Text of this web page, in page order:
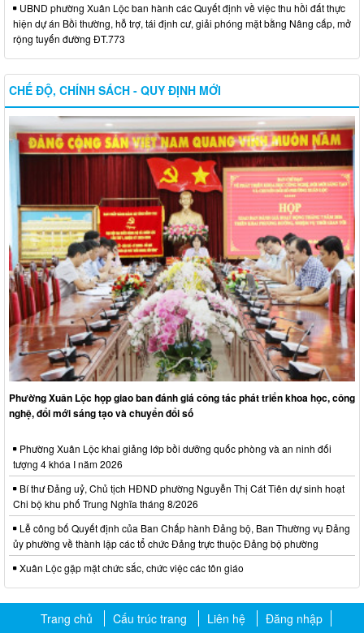
UBND phường Xuân Lộc ban hành các Quyết định về việc thu hồi đất thực
hiện dự án Bồi thường, hỗ trợ, tái định cư, giải phóng mặt bằng Nâng cấp, mở
rộng tuyến đường ĐT.773
CHẾ ĐỘ, CHÍNH SÁCH - QUY ĐỊNH MỚI
Phường Xuân Lộc họp giao ban đánh giá công tác phát triển khoa học, công
nghệ, đổi mới sáng tạo và chuyển đổi số
Phường Xuân Lộc khai giảng lớp bồi dưỡng quốc phòng và an ninh đối
tượng 4 khóa I năm 2026
Bí thư Đảng uỷ, Chủ tịch HĐND phường Nguyễn Thị Cát Tiên dự sinh hoạt
Chi bộ khu phố Trung Nghĩa tháng 8/2026
Lễ công bố Quyết định của Ban Chấp hành Đảng bộ, Ban Thường vụ Đảng
ủy phường về thành lập các tổ chức Đảng trực thuộc Đảng bộ phường
Xuân Lộc gặp mặt chức sắc, chức việc các tôn giáo
Trang chủ Cấu trúc trang Liên hệ Đăng nhập